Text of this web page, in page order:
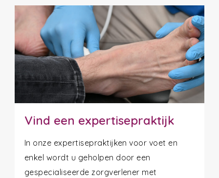
Vind een expertisepraktijk
In onze expertisepraktijken voor voet en
enkel wordt u geholpen door een
gespecialiseerde zorgverlener met